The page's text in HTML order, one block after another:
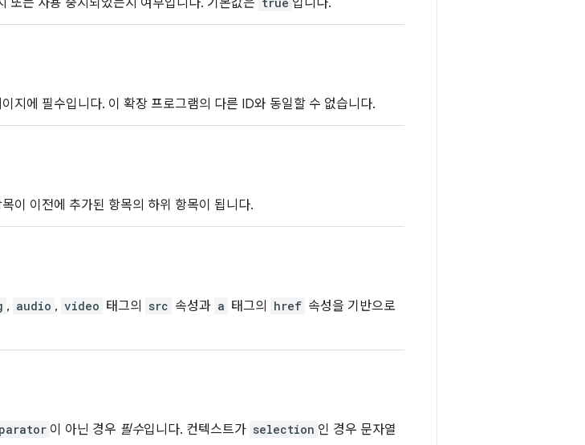
또는 사용 중지되었는지 여부입니다. 기본값은 입니다.
지에 필수입니다. 이 확장 프로그램의 다른 ID와 동일할 수 없습니다.
이 이전에 추가된 항목의 하위 항목이 됩니다.
, audio , video 태그의 src 속성과 a 태그의 href 속성을 기반으로
이 아닌 경우 필수입니다. 컨텍스트가 selection 인 경우 문자열